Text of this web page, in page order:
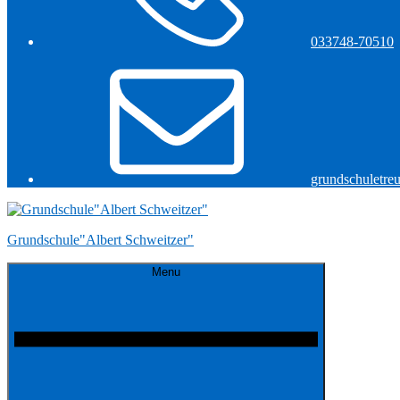
033748-70510
Grundschule"Albert Schweitzer"
Menu